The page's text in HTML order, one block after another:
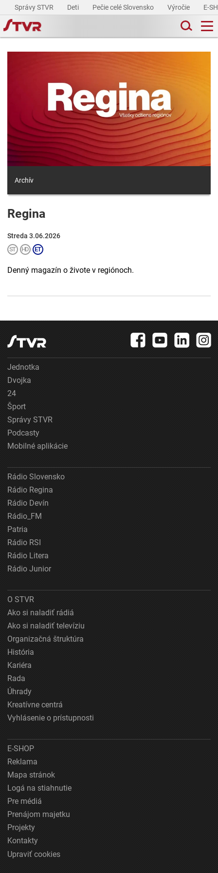
Správy STVR Deti Pečie celé Slovensko Výročie E-
Archív
Regina
Streda 3.06.2026
Denný magazín o živote v regiónoch.
Jednotka
Dvojka
24
Šport
Správy STVR
Podcasty
Mobilné aplikácie
Rádio Slovensko
Rádio Regina
Rádio Devín
Rádio_FM
Patria
Rádio RSI
Rádio Litera
Rádio Junior
O STVR
Ako si naladiť rádiá
Ako si naladiť televíziu
Organizačná štruktúra
História
Kariéra
Rada
Úhrady
Kreatívne centrá
Vyhlásenie o prístupnosti
E-SHOP
Reklama
Mapa stránok
Logá na stiahnutie
Pre médiá
Prenájom majetku
Projekty
Kontakty
Upraviť cookies